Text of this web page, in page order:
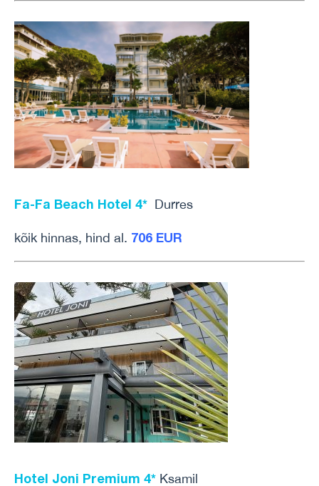
Fa-Fa Beach Hotel 4* Durres
kõik hinnas, hind al. 706 EUR
Hotel Joni Premium 4* Ksamil